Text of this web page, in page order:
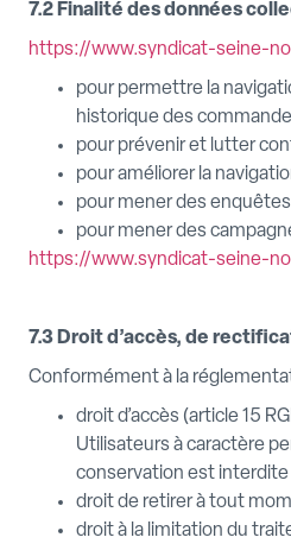
7.2 Finalité des données
https://www.syndicat-seine-
pour permettre la
historique des
pour prévenir et lutter
pour améliorer la
pour mener des
pour mener des
https://www.syndicat-seine-
7.3 Droit d’accès, de
Conformément à la
droit d’accès (article 15
Utilisateurs à caractère
conservation est interdite
droit de retirer à tout
droit à la limitation du